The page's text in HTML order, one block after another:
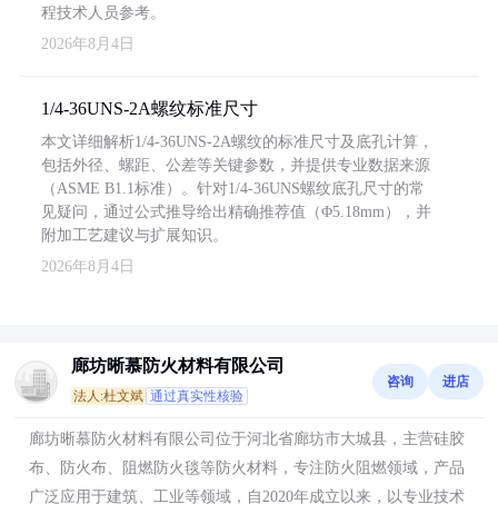
程技术人员参考。
2026年8月4日
1/4-36UNS-2A螺纹标准尺寸
本文详细解析1/4-36UNS-2A螺纹的标准尺寸及底孔计算，
包括外径、螺距、公差等关键参数，并提供专业数据来源
（ASME B1.1标准）。针对1/4-36UNS螺纹底孔尺寸的常
见疑问，通过公式推导给出精确推荐值（Φ5.18mm），并
附加工艺建议与扩展知识。
2026年8月4日
廊坊晰慕防火材料有限公司
法人:杜文斌 通过真实性核验
咨询 进店
廊坊晰慕防火材料有限公司位于河北省廊坊市大城县，主营硅胶
布、防火布、阻燃防火毯等防火材料，专注防火阻燃领域，产品
广泛应用于建筑、工业等领域，自2020年成立以来，以专业技术